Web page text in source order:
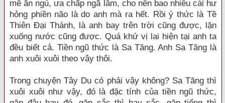
mê ăn ngủ, ưa chấp ngã lắm, cho nên bao nhiêu cái hư
hỏng phiền não là do anh mà ra hết. Rồi ý thức là Tề
Thiên Đại Thánh, là anh bay trên trời cũng được, lặn
xuống nước cũng được. Quá khứ vị lai hiện tại anh ta
đều biết cả. Tiền ngũ thức là Sa Tăng. Anh Sa Tăng là
anh xuôi xuôi theo vậy thôi.
Trong chuyện Tây Du có phải vậy không? Sa Tăng thì
xuôi xuôi như vậy, đó là đặc tính của tiền ngũ thức,